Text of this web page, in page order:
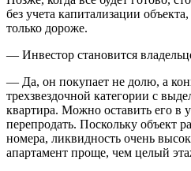
без учета капитализации
только дороже.
— Инвестор становится
— Да, он покупает не долю, а
трехзвездочной категории с
квартира. Можно оставить его в
перепродать. Поскольку объект
номера, ликвидность очень
апартамент проще, чем целый